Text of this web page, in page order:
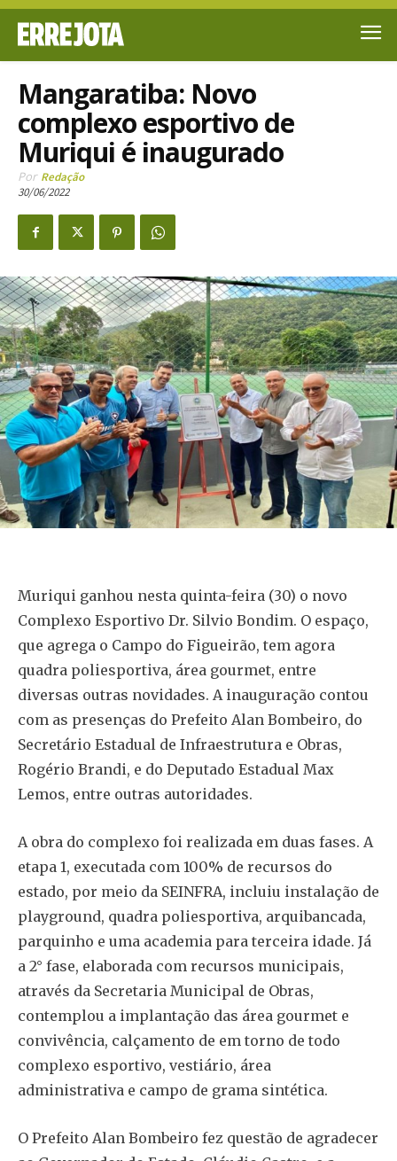
Mangaratiba: Novo
complexo esportivo de
Muriqui é inaugurado
Por Redação
30/06/2022
Muriqui ganhou nesta quinta-feira (30) o novo
Complexo Esportivo Dr. Silvio Bondim. O espaço,
que agrega o Campo do Figueirão, tem agora
quadra poliesportiva, área gourmet, entre
diversas outras novidades. A inauguração contou
com as presenças do Prefeito Alan Bombeiro, do
Secretário Estadual de Infraestrutura e Obras,
Rogério Brandi, e do Deputado Estadual Max
Lemos, entre outras autoridades.
A obra do complexo foi realizada em duas fases. A
etapa 1, executada com 100% de recursos do
estado, por meio da SEINFRA, incluiu instalação de
playground, quadra poliesportiva, arquibancada,
parquinho e uma academia para terceira idade. Já
a 2° fase, elaborada com recursos municipais,
através da Secretaria Municipal de Obras,
contemplou a implantação das área gourmet e
convivência, calçamento de em torno de todo
complexo esportivo, vestiário, área
administrativa e campo de grama sintética.
O Prefeito Alan Bombeiro fez questão de agradecer